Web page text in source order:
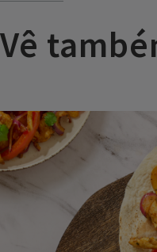
Vê